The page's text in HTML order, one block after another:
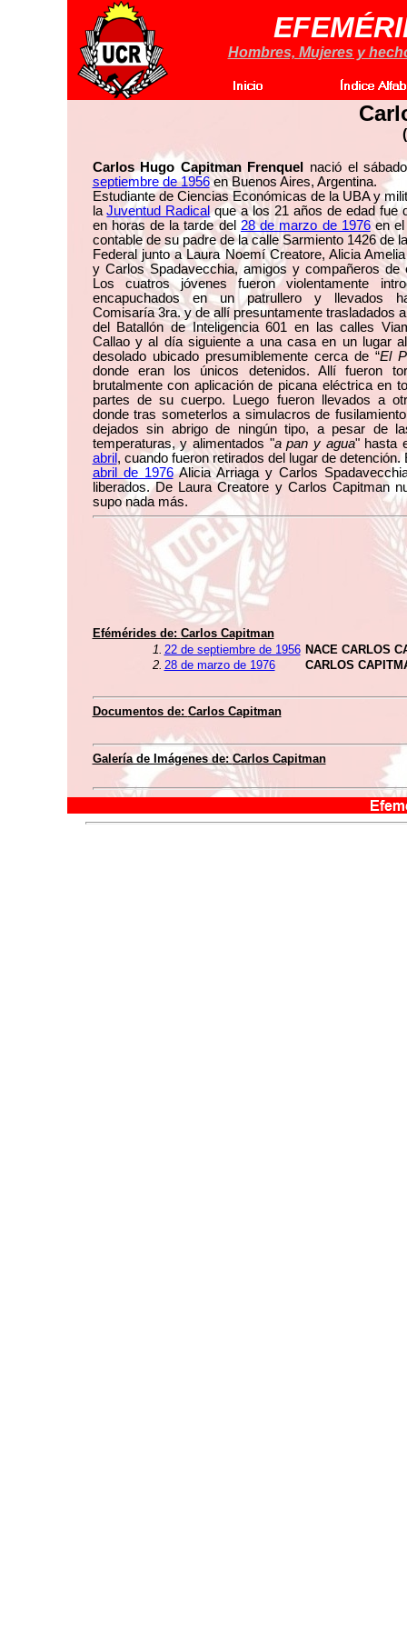
Hombres, Mujeres y
Carlos Hugo Capitman Frenquel
nació el
septiembre de 1956en Buenos Aires, Argentina.
Estudiante de Ciencias Económicas de la UBA y
laJuventud Radicalque a los 21 años de edad fue
en horas de la tarde del 28 de marzo de 1976en el
contable de su padre de la calle Sarmiento 1426 de
Federal junto a Laura Noemí Creatore, Alicia
y Carlos Spadavecchia, amigos y compañeros de
Los cuatros jóvenes fueron violentamente
encapuchados en un patrullero y llevados
Comisaría 3ra. y de allí presuntamente trasladados
del Batallón de Inteligencia 601 en las calles
Callao y al día siguiente a una casa en un lugar
desolado ubicado presumiblemente cerca de “El
donde eran los únicos detenidos. Allí fueron
brutalmente con aplicación de picana eléctrica en
partes de su cuerpo. Luego fueron llevados a
donde tras someterlos a simulacros de
dejados sin abrigo de ningún tipo, a pesar de
temperaturas, y alimentados "a pan y agua" hasta
abril , cuando fueron retirados del lugar de detención.
abril de 1976Alicia Arriaga y Carlos
liberados. De Laura Creatore y Carlos Capitman
supo nada más.
Efémérides de: Carlos Capitman
1. 22 de septiembre de 1956 NACE CARLOS
2. 28 de marzo de 1976 CARLOS
Documentos de: Carlos Capitman
Galería de Imágenes de: Carlos Capitman